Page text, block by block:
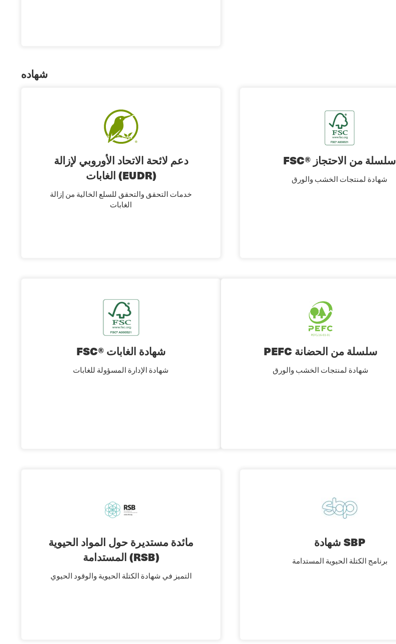
شهاده
دعم لائحة الاتحاد الأوروبي لإزالة
الغابات (EUDR)
خدمات التحقق والتحقق للسلع الخالية من إزالة
الغابات
FSC® سلسلة من الاحتجاز
شهادة لمنتجات الخشب والورق
FSC® شهادة الغابات
شهادة الإدارة المسؤولة للغابات
PEFC سلسلة من الحضانة
شهادة لمنتجات الخشب والورق
مائدة مستديرة حول المواد الحيوية
المستدامة (RSB)
التميز في شهادة الكتلة الحيوية والوقود الحيوي
شهادة SBP
برنامج الكتلة الحيوية المستدامة